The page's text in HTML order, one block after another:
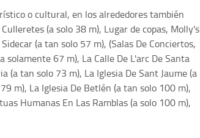
o cultural, en los alrededores también
(a solo 38 m), Lugar de copas, Molly's
(a tan solo 57 m), (Salas De Conciertos,
solamente 67 m), La Calle De L'arc De Santa
(a tan solo 73 m), La Iglesia De Sant Jaume (a
m), La Iglesia De Betlén (a tan solo 100 m),
Humanas En Las Ramblas (a solo 100 m),